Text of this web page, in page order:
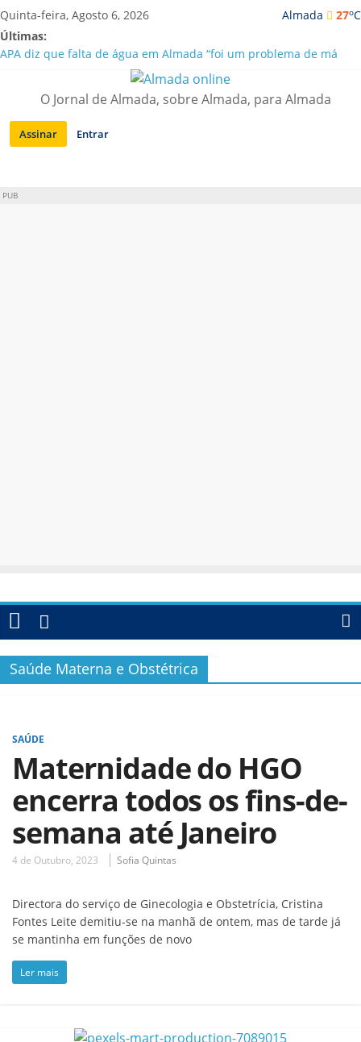
Saltar
para
conteúdo
Almada 27oC
Quinta-feira, Agosto 6, 2026
Últimas:
APA diz que falta de água em Almada “foi um problema de má
Laranjeiro | Cultura pop asiática invade a Casa Amarela
Ponte 25 de Abril celebra 60 anos com programa cultural entre
Lisboa e Almada
Situação de alerta em Almada renovada até final de Agosto
O Jornal de Almada, sobre Almada, para Almada
Assinar Entrar
PUB
Saúde Materna e Obstétrica
SAÚDE
Maternidade do HGO
encerra todos os fins-de-
semana até Janeiro
4 de Outubro, 2023 Sofia Quintas
Directora do serviço de Ginecologia e Obstetrícia, Cristina
Fontes Leite demitiu-se na manhã de ontem, mas de tarde já
se mantinha em funções de novo
Ler mais